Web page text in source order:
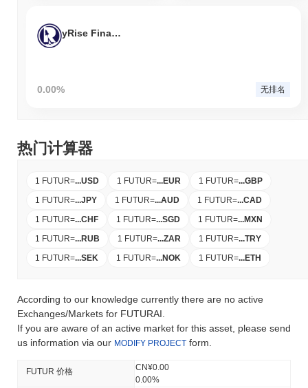
yRise Finance
0.00% 无排名
热门计算器
1 FUTUR=...USD 1 FUTUR=...EUR 1 FUTUR=...GBP
1 FUTUR=...JPY 1 FUTUR=...AUD 1 FUTUR=...CAD
1 FUTUR=...CHF 1 FUTUR=...SGD 1 FUTUR=...MXN
1 FUTUR=...RUB 1 FUTUR=...ZAR 1 FUTUR=...TRY
1 FUTUR=...SEK 1 FUTUR=...NOK 1 FUTUR=...ETH
According to our knowledge currently there are no active
Exchanges/Markets for FUTURAI.
If you are aware of an active market for this asset, please send
us information via our MODIFY PROJECT form.
FUTUR 价格
CN¥0.00
0.00%